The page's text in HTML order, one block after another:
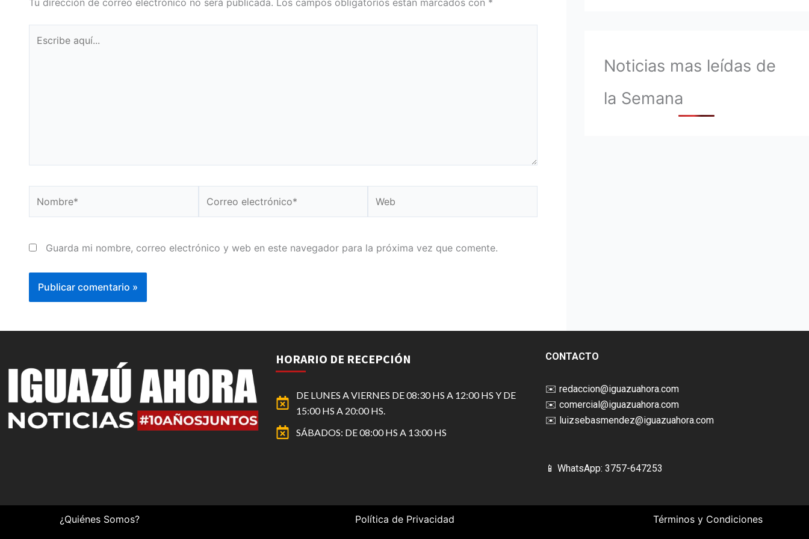
aquí...
electrónico*
Guarda mi nombre, correo electrónico y web en este navegador para la próxima vez que comente.
Noticias mas leídas de
la Semana
HORARIO DE RECEPCIÓN
DE LUNES A VIERNES DE 08:30 HS A 12:00 HS Y DE
15:00 HS A 20:00 HS.
SÁBADOS: DE 08:00 HS A 13:00 HS
CONTACTO
✉️ redaccion@iguazuahora.com
✉️ comercial@iguazuahora.com
✉️ luizsebasmendez@iguazuahora.com
📱 WhatsApp: 3757-647253
¿Quiénes Somos? Política de Privacidad Términos y Condiciones